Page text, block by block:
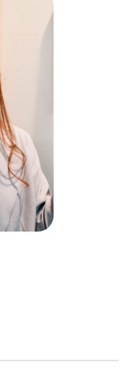
オンライン相談サービス